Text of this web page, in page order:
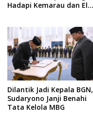
Hadapi Kemarau dan El
Dilantik Jadi Kepala BGN,
Sudaryono Janji Benahi
Tata Kelola MBG